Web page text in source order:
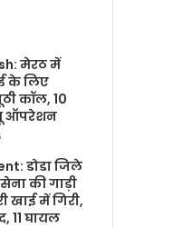
मेरठ में
के लिए
कॉल, 10
ऑपरेशन
डोडा जिले
की गाड़ी
खाई में गिरी,
11 घायल